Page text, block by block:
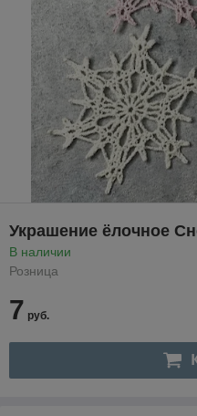
Украшение ёлочное
В наличии
Розница
7 руб.